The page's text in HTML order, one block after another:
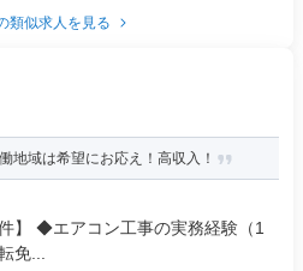
類似求人を見る
地域は希望にお応え！高収入！
】 ◆エアコン工事の実務経験（1
免...